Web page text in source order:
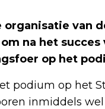
organisatie
na het
op het
podium op het
inmiddels